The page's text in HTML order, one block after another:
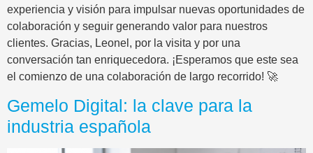
experiencia y visión para impulsar nuevas oportunidades de
colaboración y seguir generando valor para nuestros
clientes. Gracias, Leonel, por la visita y por una
conversación tan enriquecedora. ¡Esperamos que este sea
el comienzo de una colaboración de largo recorrido! 🚀
Gemelo Digital: la clave para la
industria española